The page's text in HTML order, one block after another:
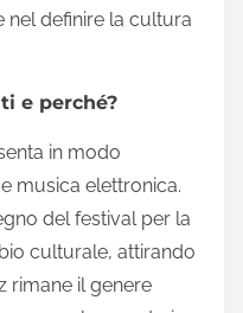
definire la cultura
e perché?
in modo
musica elettronica.
del festival per la
culturale, attirando
rimane il genere